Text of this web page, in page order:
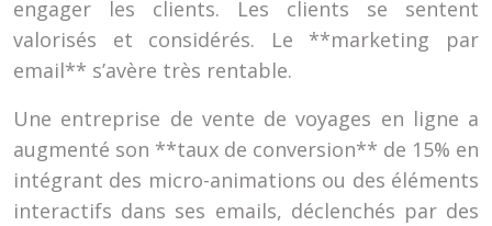
engager les clients. Les clients se sentent
valorisés et considérés. Le **marketing par
email** s’avère très rentable.
Une entreprise de vente de voyages en ligne a
augmenté son **taux de conversion** de 15% en
intégrant des micro-animations ou des éléments
interactifs dans ses emails, déclenchés par des